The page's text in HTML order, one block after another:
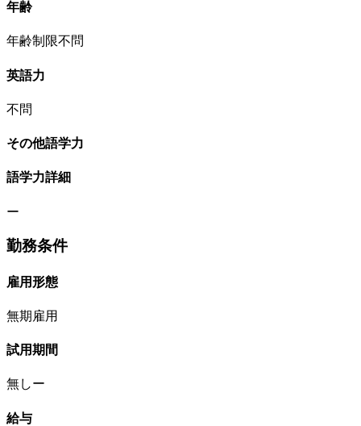
年齢
年齢制限不問
英語力
不問
その他語学力
語学力詳細
ー
勤務条件
雇用形態
無期雇用
試用期間
無しー
給与